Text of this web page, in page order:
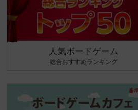
人気ボードゲーム
総合おすすめランキング